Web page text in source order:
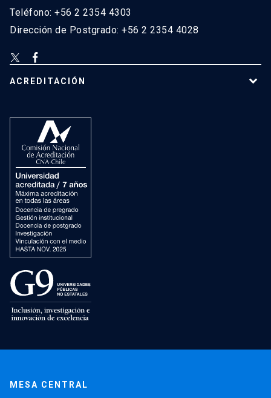
Teléfono: +56 2 2354 4303
Dirección de Postgrado: +56 2 2354 4028
ACREDITACIÓN
MESA CENTRAL